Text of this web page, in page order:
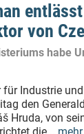
entlässt
von
habe
für Industrie
den
Hruda, von